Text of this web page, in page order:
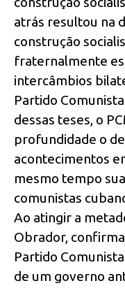
atrás resultou na
construção
fraternalmente
intercâmbios
Partido
dessas teses, o
profundidade o
acontecimentos
mesmo tempo
comunistas
Ao atingir a
Obrador,
Partido
de um governo